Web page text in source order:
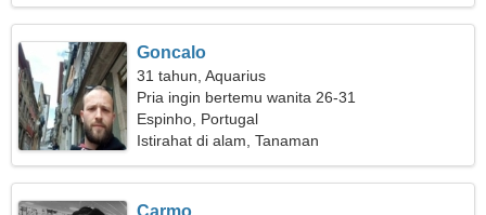
Goncalo
31 tahun, Aquarius
Pria ingin bertemu wanita 26-31
Espinho, Portugal
Istirahat di alam, Tanaman
Carmo